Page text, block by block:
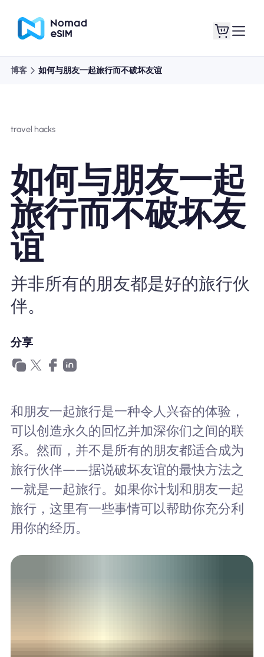
商城
关于 eSIM
为什么选择Nomad eSIM
企业用户
博客 如何与朋友一起旅行而不破坏友谊
travel hacks
如何与朋友一起
旅行而不破坏友
谊
并非所有的朋友都是好的旅行伙
伴。
分享
和朋友一起旅行是一种令人兴奋的体验，
可以创造永久的回忆并加深你们之间的联
系。然而，并不是所有的朋友都适合成为
旅行伙伴——据说破坏友谊的最快方法之
一就是一起旅行。如果你计划和朋友一起
旅行，这里有一些事情可以帮助你充分利
用你的经历。